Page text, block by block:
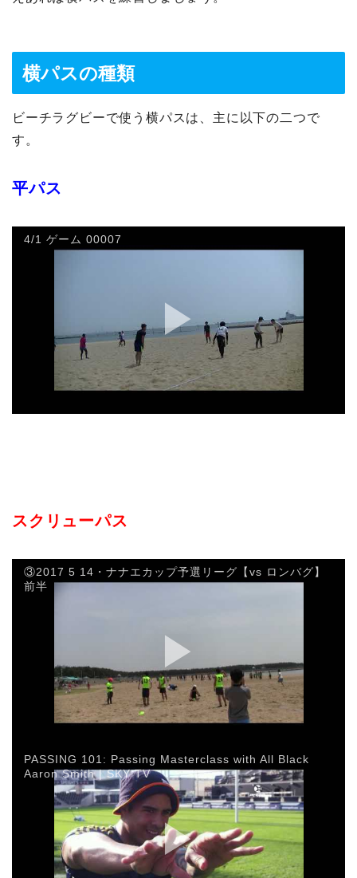
横パスの種類
ビーチラグビーで使う横パスは、主に以下の二つで
す。
平パス
4/1 ゲーム 00007
スクリューパス
③2017 5 14・ナナエカップ予選リーグ【vs ロンバグ】
前半
PASSING 101: Passing Masterclass with All Black
Aaron Smith | SKY TV